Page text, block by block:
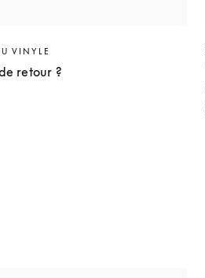
VINYLE
retour ?